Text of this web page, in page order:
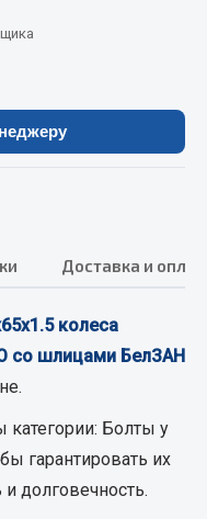
Доставка и
колеса
со шлицами БелЗАН
Болты у
гарантировать их
долговечность.